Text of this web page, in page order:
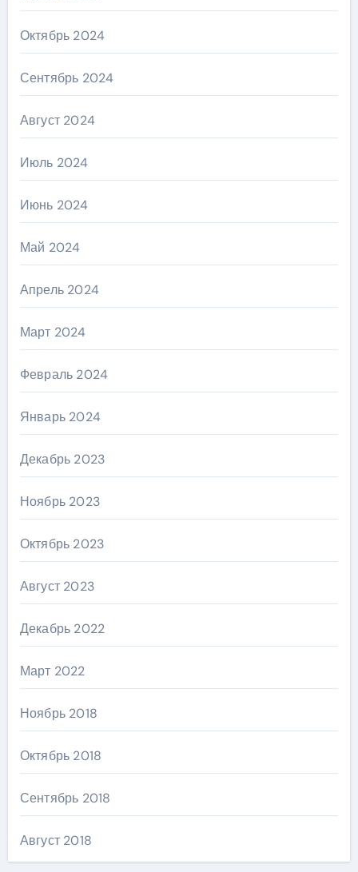
Октябрь 2024
Сентябрь 2024
Август 2024
Июль 2024
Июнь 2024
Май 2024
Апрель 2024
Март 2024
Февраль 2024
Январь 2024
Декабрь 2023
Ноябрь 2023
Октябрь 2023
Август 2023
Декабрь 2022
Март 2022
Ноябрь 2018
Октябрь 2018
Сентябрь 2018
Август 2018